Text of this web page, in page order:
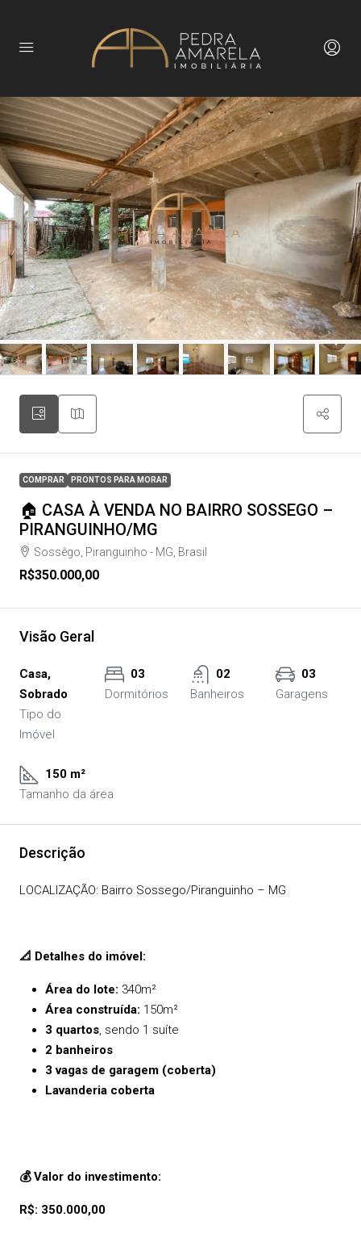
COMPRAR PRONTOS PARA MORAR
🏠 CASA À VENDA NO BAIRRO SOSSEGO –
PIRANGUINHO/MG
Sossêgo, Piranguinho - MG, Brasil
R$350.000,00
Visão Geral
Casa,
Sobrado
Tipo do
Imóvel
03
Dormitórios
02
Banheiros
03
Garagens
150 m²
Tamanho da área
Descrição
LOCALIZAÇÃO: Bairro Sossego/Piranguinho – MG
📐 Detalhes do imóvel:
Área do lote: 340m²
Área construída: 150m²
3 quartos, sendo 1 suíte
2 banheiros
3 vagas de garagem (coberta)
Lavanderia coberta
💰Valor do investimento:
R$: 350.000,00